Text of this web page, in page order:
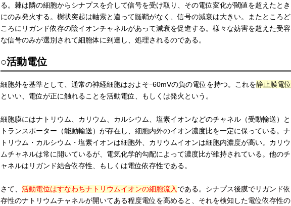
る。棘は隣の細胞からシナプスを介して信号を受け取り、その電位変化が閾値を超えたとき
にのみ発火する。樹状突起は軸索と違って髄鞘がなく、信号の減衰は大きい。またところど
ころにリガンド依存の陰イオンチャネルがあって減衰を促進する。様々な妨害を超えた受容
な信号のみが選別されて細胞体に到達し、処理されるのである。
○活動電位
細胞外を基準として、通常の神経細胞はおよそｰ60mVの負の電位を持つ。これを静止膜電位
といい、電位が正に触れることを活動電位、もしくは発火という。
細胞膜にはナトリウム、カリウム、カルシウム、塩素イオンなどのチャネル（受動輸送）と
トランスポーター（能動輸送）が存在し、細胞内外のイオン濃度比を一定に保っている。ナ
トリウム・カルシウム・塩素イオンは細胞外、カリウムイオンは細胞内濃度が高い。カリウ
ムチャネルは常に開いているが、電気化学的勾配によって濃度比が維持されている。他のチ
ャネルはリガンド結合依存性、もしくは電位依存性である。
さて、 活動電位はすなわちナトリウムイオンの細胞流入 である。シナプス後膜でリガンド依
存性のナトリウムチャネルが開いてある程度電位を高めると、それを検知した電位依存性の